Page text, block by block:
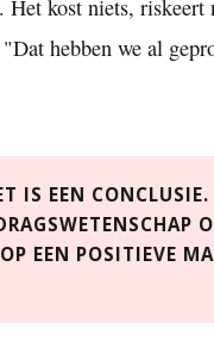
kost niets,
hebben we al
IS EEN
EEN POSITIEVE